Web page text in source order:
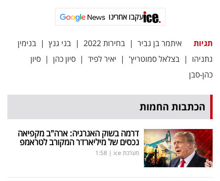
עקבו אחרינו
תגיות איתמר בן גביר | בחירות 2022 | בני גנץ | בנימין
נתניהו | בצלאל סמוטריץ' | יאיר לפיד | סיון כהן | סיון
כהן-סבן
הכתבות החמות
דרמה בשוק האנרגיה: ארה"ב מקפיאה
נכסים של מיליארדר המקורב לטראמפ
מערכת ice |
1:58